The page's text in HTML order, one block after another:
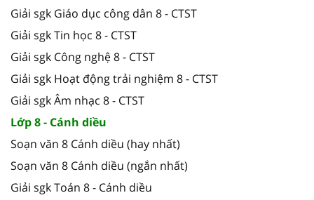
Giải sgk Giáo dục công dân 8 - CTST
Giải sgk Tin học 8 - CTST
Giải sgk Công nghệ 8 - CTST
Giải sgk Hoạt động trải nghiệm 8 - CTST
Giải sgk Âm nhạc 8 - CTST
Lớp 8 - Cánh diều
Soạn văn 8 Cánh diều (hay nhất)
Soạn văn 8 Cánh diều (ngắn nhất)
Giải sgk Toán 8 - Cánh diều